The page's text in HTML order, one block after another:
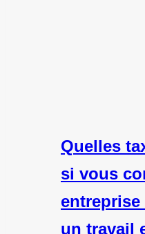
Quelles
si vous
entreprise
un travail